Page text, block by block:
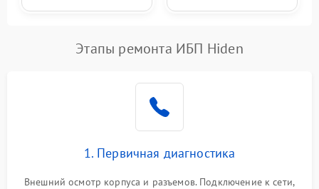
Этапы ремонта ИБП Hiden
1. Первичная диагностика
Внешний осмотр корпуса и разъемов. Подключение к сети,